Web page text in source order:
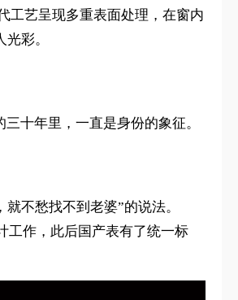
工艺呈现多重表面处理，在窗内
彩。
十年里，一直是身份的象征。
不愁找不到老婆”的说法。
工作，此后国产表有了统一标